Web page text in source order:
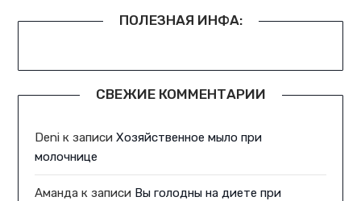
ПОЛЕЗНАЯ ИНФА:
СВЕЖИЕ КОММЕНТАРИИ
Deni к записиХозяйственное мыло при
молочнице
Аманда к записи Вы голодны на диете при